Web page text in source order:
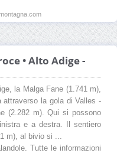
• Alto Adige -
la Malga Fane (1.741 m),
attraverso la gola di Valles -
(2.282 m). Qui si possono
e a destra. Il sentiero
m), al bivio si ...
Tutte le informazioni